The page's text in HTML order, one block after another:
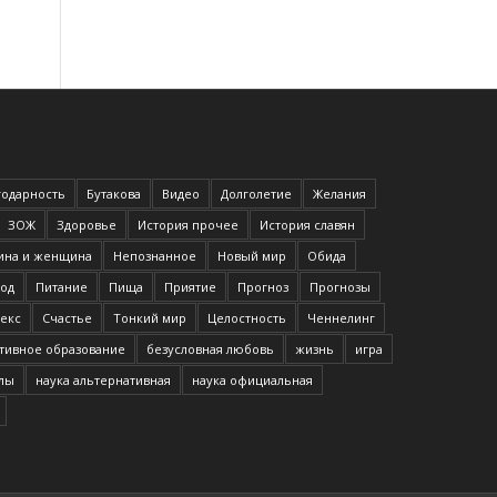
Бутакова Видео Долголетие
Желания
ЗОЖ
Здоровье История прочее
История славян
и женщина
Непознанное Новый мир
Обида
Питание Пища Приятие Прогноз
Прогнозы
Счастье Тонкий мир Целостность
Ченнелинг
образование
безусловная любовь жизнь
игра
наука альтернативная наука официальная